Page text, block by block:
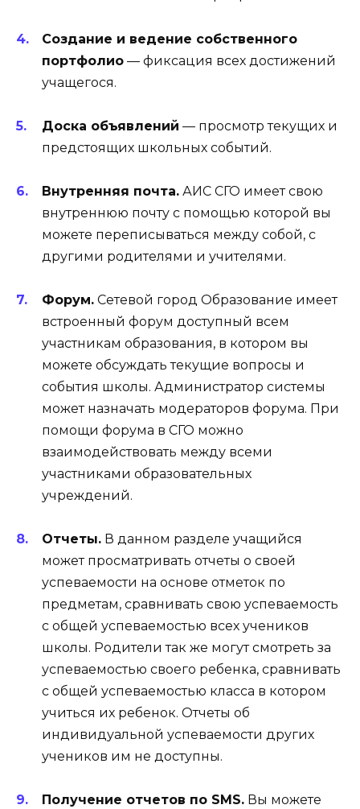
Создание и ведение собственного
портфолио — фиксация всех достижений
учащегося.
Доска объявлений — просмотр текущих и
предстоящих школьных событий.
Внутренняя почта. АИС СГО имеет свою
внутреннюю почту с помощью которой вы
можете переписываться между собой, с
другими родителями и учителями.
Форум. Сетевой город Образование имеет
встроенный форум доступный всем
участникам образования, в котором вы
можете обсуждать текущие вопросы и
события школы. Администратор системы
может назначать модераторов форума. При
помощи форума в СГО можно
взаимодействовать между всеми
участниками образовательных
учреждений.
Отчеты. В данном разделе учащийся
может просматривать отчеты о своей
успеваемости на основе отметок по
предметам, сравнивать свою успеваемость
с общей успеваемостью всех учеников
школы. Родители так же могут смотреть за
успеваемостью своего ребенка, сравнивать
с общей успеваемостью класса в котором
учиться их ребенок. Отчеты об
индивидуальной успеваемости других
учеников им не доступны.
Получение отчетов по SMS. Вы можете